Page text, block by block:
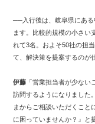
──入行後は、岐阜県にある
ます。比較的規模の小さい
れて3名。およそ50社の担
て、解決策を提案するのが
伊藤 「営業担当者が少な
訪問するようになりました
まからご相談いただくこと
に困っていませんか？』と